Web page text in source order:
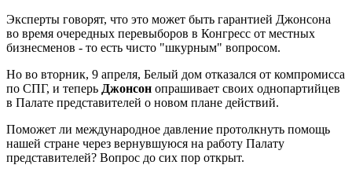
Эксперты говорят, что это может быть гарантией Джонсона
во время очередных перевыборов в Конгресс от местных
бизнесменов - то есть чисто "шкурным" вопросом.
Но во вторник, 9 апреля, Белый дом отказался от компромисса
по СПГ, и теперь Джонсон опрашивает своих однопартийцев
в Палате представителей о новом плане действий.
Поможет ли международное давление протолкнуть помощь
нашей стране через вернувшуюся на работу Палату
представителей? Вопрос до сих пор открыт.